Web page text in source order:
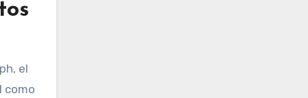
el
como